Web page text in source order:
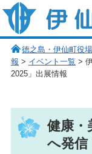
伊仙町 健康・長寿と
徳之島・伊仙町役
報 > イベント一覧 >
2025」出展情報
健康・
へ発信